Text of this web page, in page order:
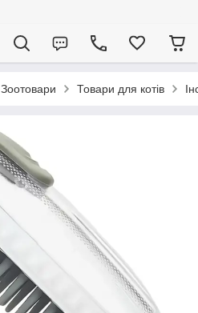
Зоотовари Товари для котів